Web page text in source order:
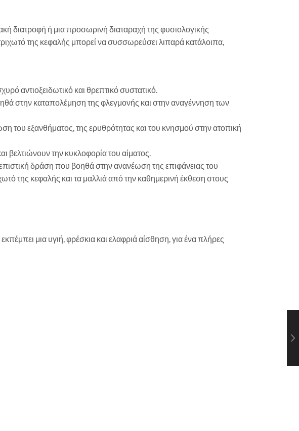
διατροφή ή μια προσωρινή διαταραχή της φυσιολογικής
της κεφαλής μπορεί να συσσωρεύσει λιπαρά κατάλοιπα,
αντιοξειδωτικό και θρεπτικό συστατικό.
στην καταπολέμηση της φλεγμονής και στην αναγέννηση των
του εξανθήματος, της ερυθρότητας και του κνησμού στην ατοπική
βελτιώνουν την κυκλοφορία του αίματος.
δράση που βοηθά στην ανανέωση της επιφάνειας του
της κεφαλής και τα μαλλιά από την καθημερινή έκθεση στους
μια υγιή, φρέσκια και ελαφριά αίσθηση, για ένα πλήρες